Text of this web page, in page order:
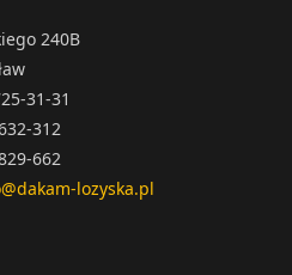
240B
31-31
312
662
lozyska.pl